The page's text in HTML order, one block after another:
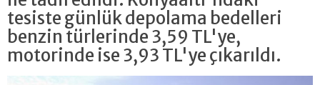
tesiste günlük depolama bedelleri
benzin türlerinde 3,59 TL'ye,
motorinde ise 3,93 TL'ye çıkarıldı.